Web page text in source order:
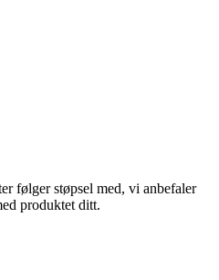
følger støpsel med, vi anbefaler
produktet ditt.